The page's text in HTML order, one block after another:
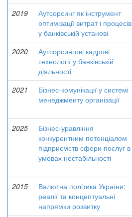
2019
Аутсорсинг як інструмент
оптимізації витрат і процесів
у банківській установі
2020
Аутсорсингові кадрові
технології у банківській
діяльності
2021
Бізнес-комунікації у системі
менеджменту організації
2025
Бізнес-уравління
конкурентним потенціалом
підприємств сфери послуг в
умовах нестабільності
2015
Валютна політика України:
реалії та концептуальні
напрямки розвитку